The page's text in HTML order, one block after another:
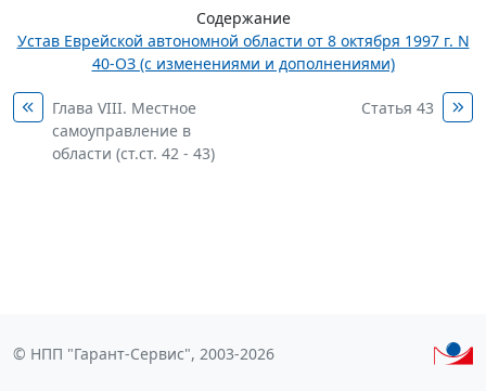
Содержание
Устав Еврейской автономной области от 8 октября 1997 г. N
40-ОЗ (с изменениями и дополнениями)
Глава VIII. Местное
самоуправление в
области (ст.ст. 42 - 43)
Статья 43
© НПП "Гарант-Сервис", 2003-2026